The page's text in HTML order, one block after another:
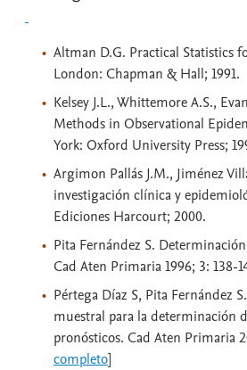
Altman D.G. Practical Statistics
London: Chapman & Hall; 1991.
Kelsey J.L., Whittemore A.S.,
Methods in Observational
York: Oxford University Press;
Argimon Pallás J.M., Jiménez
investigación clínica y
Ediciones Harcourt; 2000.
Pita Fernández S.
Cad Aten Primaria 1996; 3: 138-
Pértega Díaz S, Pita Fernández
muestral para la determinación
pronósticos. Cad Aten Primaria
completo]